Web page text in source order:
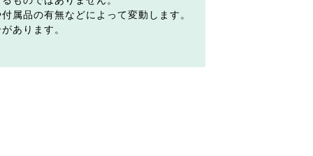
属品の有無などによって変動します。
あります。